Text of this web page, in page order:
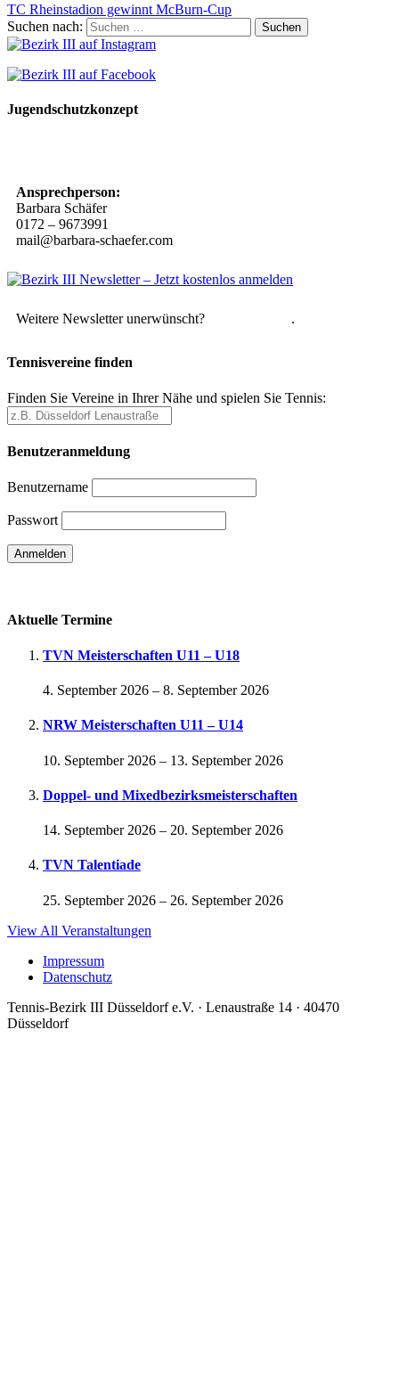
TC Rheinstadion gewinnt McBurn-Cup
Suchen nach:
Jugendschutzkonzept
Ansprechperson:
Barbara Schäfer
0172 – 9673991
mail@barbara-schaefer.com
Weitere Newsletter unerwünscht? .
Tennisvereine finden
Finden Sie Vereine in Ihrer Nähe und spielen Sie Tennis:
Benutzeranmeldung
Benutzername
Passwort
Aktuelle Termine
TVN Meisterschaften U11 – U18
4. September 2026 – 8. September 2026
NRW Meisterschaften U11 – U14
10. September 2026 – 13. September 2026
Doppel- und Mixedbezirksmeisterschaften
14. September 2026 – 20. September 2026
TVN Talentiade
25. September 2026 – 26. September 2026
View All Veranstaltungen
Impressum
Datenschutz
Tennis-Bezirk III Düsseldorf e.V. · Lenaustraße 14 · 40470
Düsseldorf